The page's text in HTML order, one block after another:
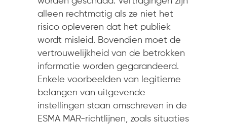
alleen rechtmatig als ze niet het
risico opleveren dat het publiek
wordt misleid. Bovendien moet de
vertrouwelijkheid van de betrokken
informatie worden gegarandeerd.
Enkele voorbeelden van legitieme
belangen van uitgevende
instellingen staan omschreven in de
ESMA MAR-richtlijnen, zoals situaties